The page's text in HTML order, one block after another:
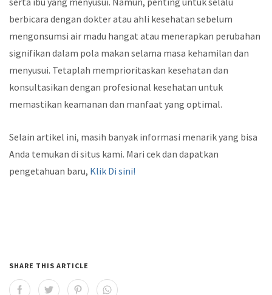
berbicara dengan dokter atau ahli kesehatan sebelum
mengonsumsi air madu hangat atau menerapkan perubahan
signifikan dalam pola makan selama masa kehamilan dan
menyusui. Tetaplah memprioritaskan kesehatan dan
konsultasikan dengan profesional kesehatan untuk
memastikan keamanan dan manfaat yang optimal.
Selain artikel ini, masih banyak informasi menarik yang bisa
Anda temukan di situs kami. Mari cek dan dapatkan
pengetahuan baru, Klik Di sini!
SHARE THIS ARTICLE